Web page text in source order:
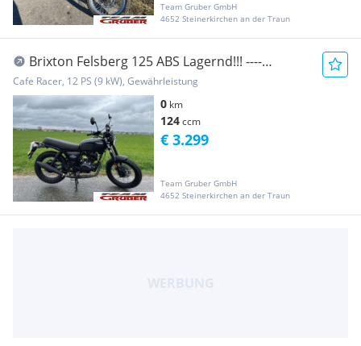
Team Gruber GmbH
4652 Steinerkirchen an der Traun
Brixton Felsberg 125 ABS Lagernd!!! ----
Sommer-Aktion----
Cafe Racer, 12 PS (9 kW), Gewährleistung
0 km
124ccm
Team Gruber GmbH
4652 Steinerkirchen an der Traun
€ 3.299